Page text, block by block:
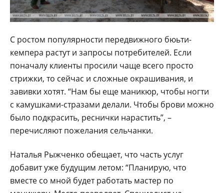
С ростом популярности передвижного бюьти-
кемпера растут и запросы потребителей. Если
поначалу клиенты просили чаще всего просто
стрижки, то сейчас и сложные окрашивания, и
завивки хотят. “Нам бы еще маникюр, чтобы ногти
с камушками-стразами делали. Чтобы брови можно
было подкрасить, реснички нарастить”, –
перечисляют пожелания сельчанки.
Наталья Рыжченко обещает, что часть услуг
добавит уже будущим летом: “Планирую, что
вместе со мной будет работать мастер по